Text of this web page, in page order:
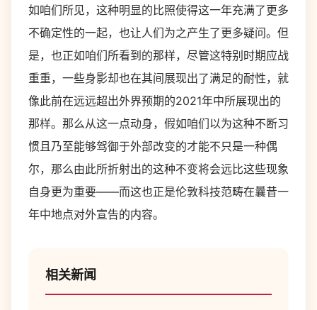
如咱们所见，这种明显的比照使得这一年充满了更多
不确定性的一起，也让人们为之产生了更多疑问。但
是，也正如咱们所看到的那样，尽管这特别时期应战
重重，一些身影却也在其间展现出了满足的耐性，就
像此前在远远超出外界预期的2021年中所展现出的
那样。那么从这一点动身，假如咱们以为这种不断习
惯且乃至能够驾御于外部改变的才能不只是一种偶
尔，那么由此所折射出的这种不变将会远比这些现象
自身更为重要——而这也正是伦敦科技范畴在曩昔一
年中地点对外宣告的内容。
相关新闻